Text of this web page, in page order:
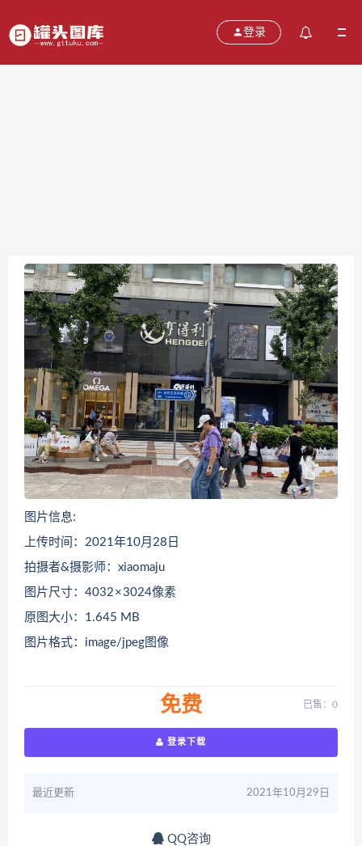
登录
图片信息:
上传时间：2021年10月28日
拍摄者&摄影师：xiaomaju
图片尺寸：4032 × 3024像素
原图大小：1.645 MB
图片格式：image/jpeg图像
免费 已售：0
登录下载
最近更新 2021年10月29日
QQ咨询